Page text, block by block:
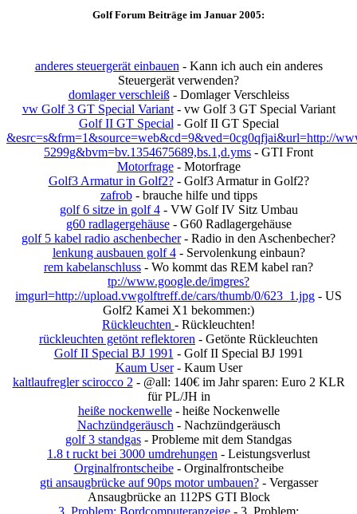
Golf Forum Beiträge im Januar 2005:
anderes steuergerät einbauen - Kann ich auch ein anderes
Steuergerät verwenden?
domlager verschleiß- Domlager Verschleiss
vw Golf 3 GT Special Variant- vw Golf 3 GT Special Variant
Golf II GT Special - Golf II GT Special
&esrc=s&frm=1&source=web&cd=9&ved=0cg0qfjai&url=http://
5299g&bvm=bv.1354675689,bs.1,d.yms - GTI Front
Motorfrage- Motorfrage
Golf3 Armatur in Golf2?- Golf3 Armatur in Golf2?
zafrob- brauche hilfe und tipps
golf 6 sitze in golf 4- VW Golf IV Sitz Umbau
g60 radlagergehäuse- G60 Radlagergehäuse
golf 5 kabel radio aschenbecher- Radio in den Aschenbecher?
lenkung ausbauen golf 4- Servolenkung einbaun?
rem kabelanschluss - Wo kommt das REM kabel ran?
tp://www.google.de/imgres?
imgurl=http://upload.vwgolftreff.de/cars/thumb/0/623_1.jpg - US
Golf2 Kamei X1 bekommen:)
Rückleuchten - Rückleuchten!
rückleuchten getönt reflektoren - Getönte Rückleuchten
Golf II Special BJ 1991 - Golf II Special BJ 1991
Kaum User- Kaum User
kaltlaufregler scirocco 2 - @all: 140€ im Jahr sparen: Euro 2 KLR
für PL/JH in
heiße nockenwelle- heiße Nockenwelle
Nachzündgeräusch - Nachzündgeräusch
golf 3 standgas - Probleme mit dem Standgas
1.8 t ruckt bei 3000 umdrehungen - Leistungsverlust
Orginalfrontscheibe- Orginalfrontscheibe
gti ansaugbrücke auf 90ps motor umbauen?- Vergasser
Ansaugbrücke an 112PS GTI Block
3. Problem: Bordcomputeranzeige - 3. Problem: